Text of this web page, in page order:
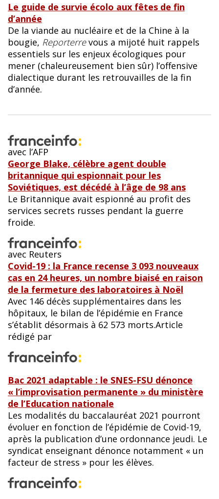
Le guide de survie écolo aux fêtes de fin
d’année
De la viande au nucléaire et de la Chine à la
bougie, Reporterrevous a mijoté huit rappels
essentiels sur les enjeux écologiques pour
mener (chaleureusement bien sûr) l’offensive
dialectique durant les retrouvailles de la fin
d’année.
avec l’AFP
George Blake, célèbre agent double
britannique qui espionnait pour les
Soviétiques, est décédé à l’âge de 98 ans
Le Britannique avait espionné au profit des
services secrets russes pendant la guerre
froide.
avec Reuters
Covid-19 : la France recense 3 093 nouveaux
cas en 24 heures, un nombre biaisé en raison
de la fermeture des laboratoires à Noël
Avec 146 décès supplémentaires dans les
hôpitaux, le bilan de l’épidémie en France
s’établit désormais à 62 573 morts.Article
rédigé par
Bac 2021 adaptable : le SNES-FSU dénonce
« l’improvisation permanente » du ministère
de l’Education nationale
Les modalités du baccalauréat 2021 pourront
évoluer en fonction de l’épidémie de Covid-19,
après la publication d’une ordonnance jeudi. Le
syndicat enseignant dénonce notamment « un
facteur de stress » pour les élèves.